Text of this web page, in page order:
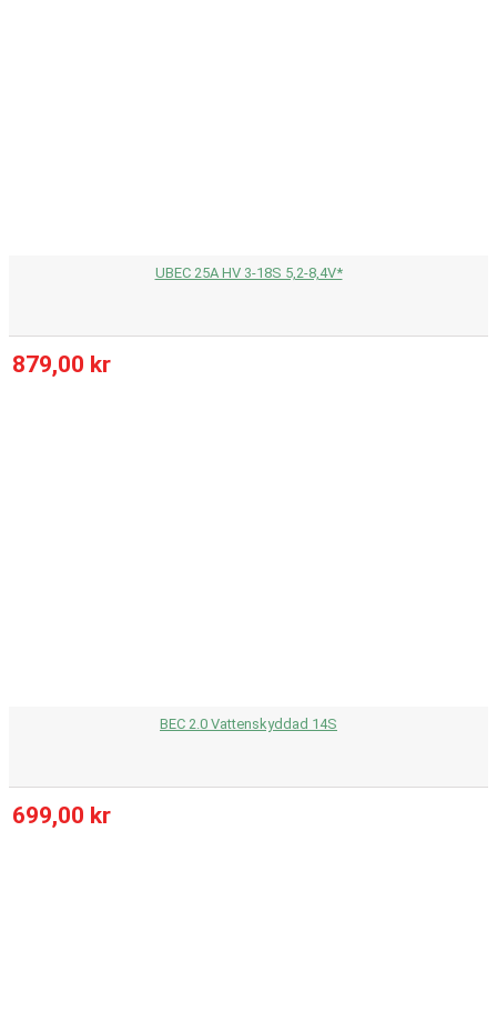
UBEC 25A HV 3-18S 5,2-8,4V*
879,00 kr
BEC 2.0 Vattenskyddad 14S
699,00 kr